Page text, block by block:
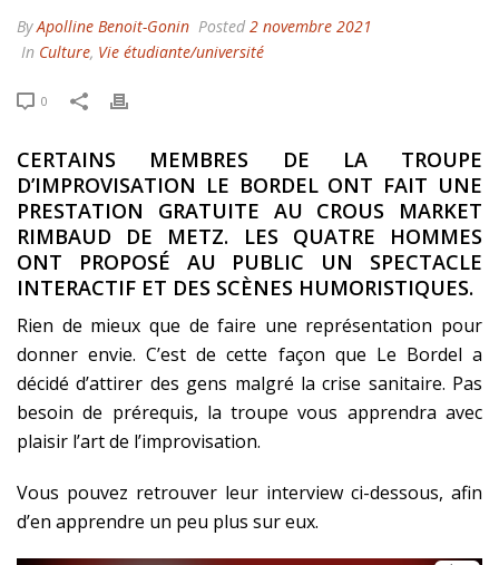
ByApolline Benoit-Gonin Posted 2 novembre 2021
In Culture, Vie étudiante/université
0
CERTAINS MEMBRES DE LA TROUPE
D’IMPROVISATION LE BORDEL ONT FAIT UNE
PRESTATION GRATUITE AU CROUS MARKET
RIMBAUD DE METZ. LES QUATRE HOMMES
ONT PROPOSÉ AU PUBLIC UN SPECTACLE
INTERACTIF ET DES SCÈNES HUMORISTIQUES.
Rien de mieux que de faire une représentation pour
donner envie. C’est de cette façon que Le Bordel a
décidé d’attirer des gens malgré la crise sanitaire. Pas
besoin de prérequis, la troupe vous apprendra avec
plaisir l’art de l’improvisation.
Vous pouvez retrouver leur interview ci-dessous, afin
d’en apprendre un peu plus sur eux.